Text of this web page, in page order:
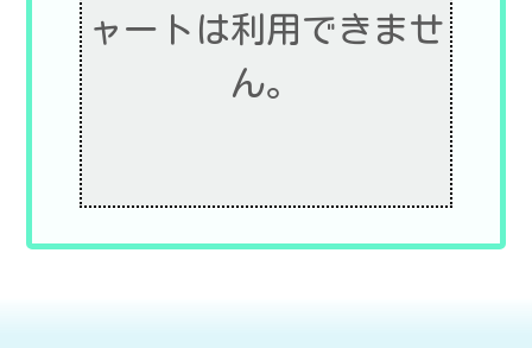
ャートは利用できませ
ん。